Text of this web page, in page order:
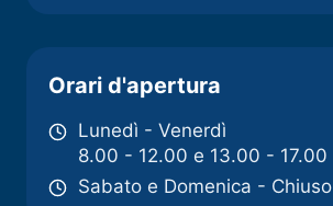
Orari d'apertura
Lunedì - Venerdì
8.00 - 12.00 e 13.00 - 17.00
Sabato e Domenica - Chiuso